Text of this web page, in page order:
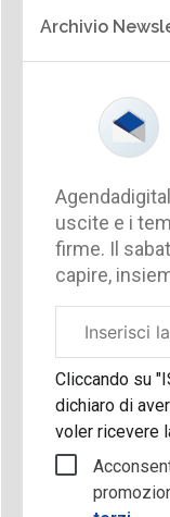
Archivio
uscite e i
firme. Il
capire,
aziendale
Cliccando su
dichiaro di
voler ricevere